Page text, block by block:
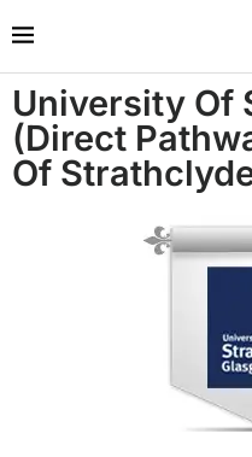
University Of
(Direct
Of